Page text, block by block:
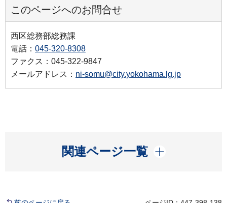
このページへのお問合せ
西区総務部総務課
電話： 045-320-8308
ファクス：045-322-9847
メールアドレス： ni-somu@city.yokohama.lg.jp
関連ページ一覧
開く